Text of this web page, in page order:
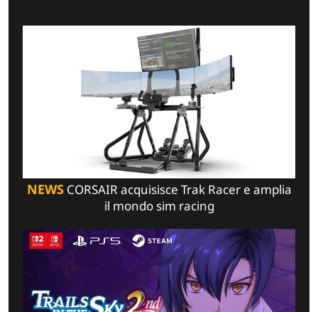
NEWSCORSAIR acquisisce Trak Racer e amplia
il mondo sim racing